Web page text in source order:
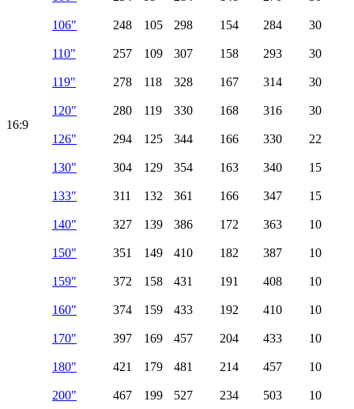
16:9
106" 248 105 298 154 284 30
110" 257 109 307 158 293 30
119" 278 118 328 167 314 30
120" 280 119 330 168 316 30
126" 294 125 344 166 330 22
130" 304 129 354 163 340 15
133" 311 132 361 166 347 15
140" 327 139 386 172 363 10
150" 351 149 410 182 387 10
159" 372 158 431 191 408 10
160" 374 159 433 192 410 10
170" 397 169 457 204 433 10
180" 421 179 481 214 457 10
200" 467 199 527 234 503 10